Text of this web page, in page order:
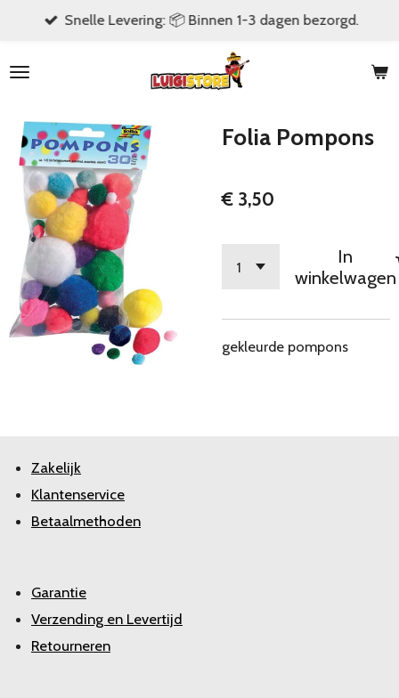
naar
hoofdinhoud
Snelle Levering: 📦 Binnen 1-3 dagen bezorgd.
Folia Pompons
€ 3,50
In
winkelwagen
gekleurde pompons
Zakelijk
Klantenservice
Betaalmethoden
Garantie
Verzending en Levertijd
Retourneren